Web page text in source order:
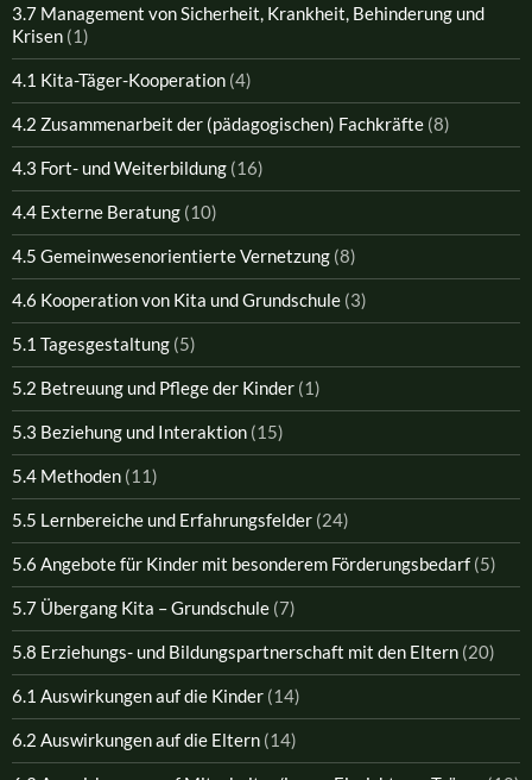
3.7 Management von Sicherheit, Krankheit, Behinderung und
Krisen (1)
4.1 Kita-Täger-Kooperation (4)
4.2 Zusammenarbeit der (pädagogischen) Fachkräfte (8)
4.3 Fort- und Weiterbildung (16)
4.4 Externe Beratung (10)
4.5 Gemeinwesenorientierte Vernetzung (8)
4.6 Kooperation von Kita und Grundschule (3)
5.1 Tagesgestaltung (5)
5.2 Betreuung und Pflege der Kinder (1)
5.3 Beziehung und Interaktion (15)
5.4 Methoden (11)
5.5 Lernbereiche und Erfahrungsfelder (24)
5.6 Angebote für Kinder mit besonderem Förderungsbedarf (5)
5.7 Übergang Kita – Grundschule (7)
5.8 Erziehungs- und Bildungspartnerschaft mit den Eltern (20)
6.1 Auswirkungen auf die Kinder (14)
6.2 Auswirkungen auf die Eltern (14)